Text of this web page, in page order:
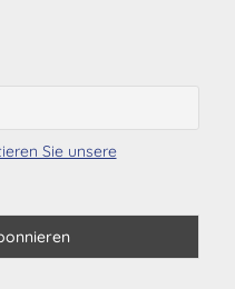
Sie unsere